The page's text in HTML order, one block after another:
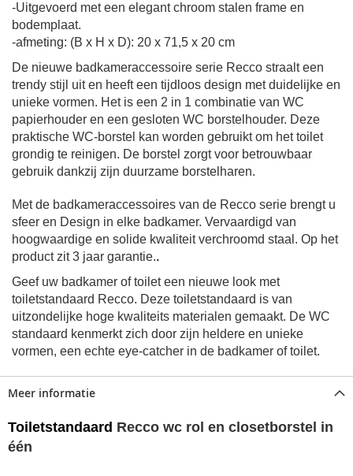
-Uitgevoerd met een elegant chroom stalen frame en
bodemplaat.
-afmeting: (B x H x D): 20 x 71,5 x 20 cm
De nieuwe badkameraccessoire serie Recco straalt een
trendy stijl uit en heeft een tijdloos design met duidelijke en
unieke vormen. Het is een 2 in 1 combinatie van WC
papierhouder en een gesloten WC borstelhouder. Deze
praktische WC-borstel kan worden gebruikt om het toilet
grondig te reinigen. De borstel zorgt voor betrouwbaar
gebruik dankzij zijn duurzame borstelharen.
Met de badkameraccessoires van de Recco serie brengt u
sfeer en Design in elke badkamer. Vervaardigd van
hoogwaardige en solide kwaliteit verchroomd staal. Op het
product zit 3 jaar garantie..
Geef uw badkamer of toilet een nieuwe look met
toiletstandaard Recco. Deze toiletstandaard is van
uitzondelijke hoge kwaliteits materialen gemaakt. De WC
standaard kenmerkt zich door zijn heldere en unieke
vormen, een echte eye-catcher in de badkamer of toilet.
Meer informatie
Toiletstandaard Recco wc rol en closetborstel in
één